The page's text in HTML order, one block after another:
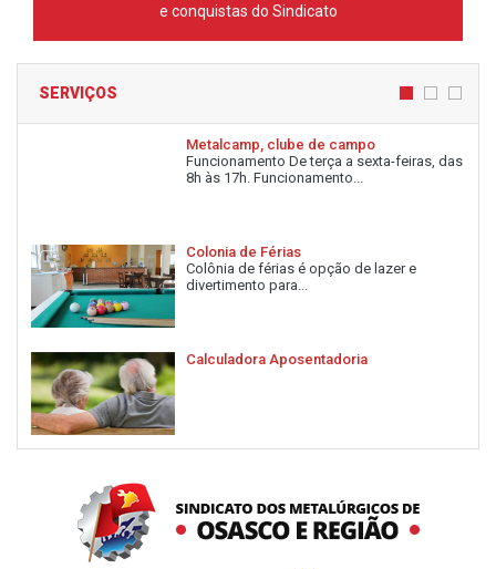
e conquistas do Sindicato
SERVIÇOS
Metalcamp, clube de campo
Funcionamento De terça a sexta-feiras, das
8h às 17h. Funcionamento...
Colonia de Férias
Colônia de férias é opção de lazer e
divertimento para...
Calculadora Aposentadoria